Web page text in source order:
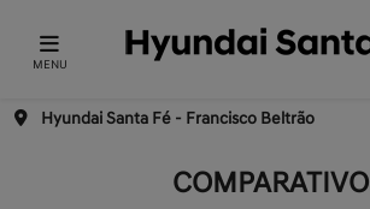
MENU
Hyundai Santa Fé - Francisco Beltrão
COMPARATIVO